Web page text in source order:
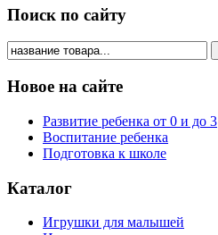
Поиск по сайту
Новое на сайте
Развитие ребенка от 0 и до 3
Воспитание ребенка
Подготовка к школе
Каталог
Игрушки для малышей